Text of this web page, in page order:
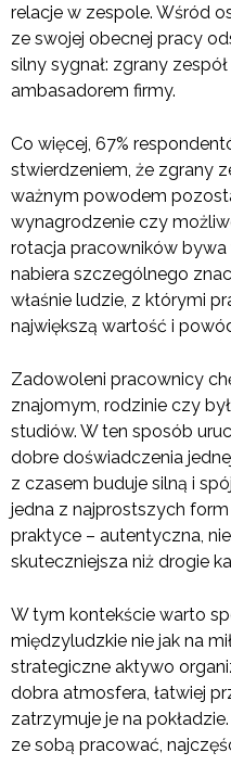
relacje w zespole. Wśród
ze swojej obecnej pracy
silny sygnał: zgrany
ambasadorem firmy.
Co więcej, 67%
stwierdzeniem, że zgrany
ważnym powodem
wynagrodzenie czy
rotacja pracowników
nabiera szczególnego
właśnie ludzie, z którymi
największą wartość i
Zadowoleni pracownicy
znajomym, rodzinie czy
studiów. W ten sposób
dobre doświadczenia
z czasem buduje silną i
jedna z najprostszych
praktyce – autentyczna,
skuteczniejsza niż drogie
W tym kontekście warto
międzyludzkie nie jak na
strategiczne aktywo
dobra atmosfera, łatwiej
zatrzymuje je na
ze sobą pracować,